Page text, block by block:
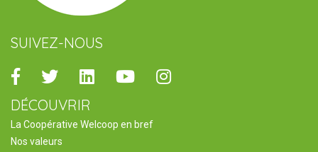
SUIVEZ-NOUS
Facebook
TwitterLinkedinYoutubeInstagram
DÉCOUVRIR
La Coopérative Welcoop en bref
Nos valeurs